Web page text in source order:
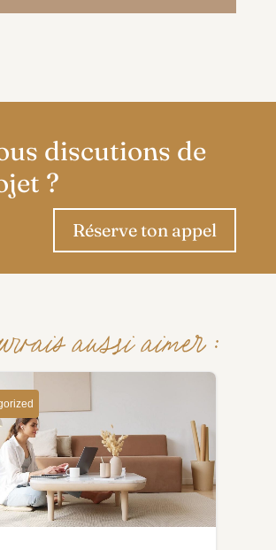
discutions de
?
Réserve ton appel
aussi aimer :